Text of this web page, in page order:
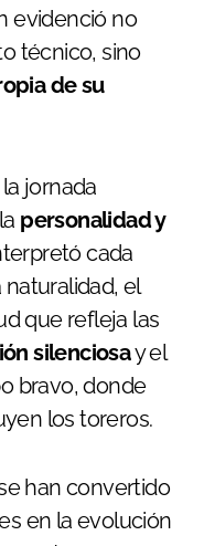
evidenció no
técnico, sino
de su
jornada
personalidad y
cada
el
que refleja las
silenciosay el
bravo, donde
los toreros.
han convertido
en la evolución